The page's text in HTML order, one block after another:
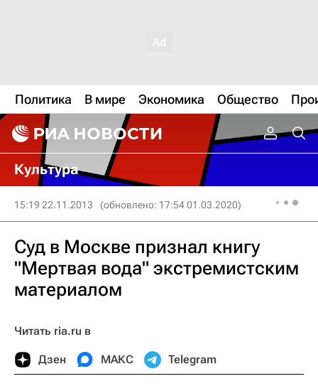
Политика В мире Экономика Общество
Культура
15:19 22.11.2013 (обновлено: 17:54 01.03.2020)
Суд в Москве признал книгу
"Мертвая вода" экстремистским
материалом
Читать ria.ru в
Дзен МАКС Telegram